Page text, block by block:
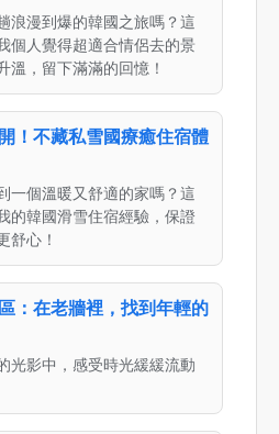
浪漫到爆的韓國之旅嗎？這
個人覺得超適合情侶去的景
溫，留下滿滿的回憶！
！不藏私雪國療癒住宿體
一個溫暖又舒適的家嗎？這
的韓國滑雪住宿經驗，保證
舒心！
：在老牆裡，找到年輕的
光影中，感受時光緩緩流動